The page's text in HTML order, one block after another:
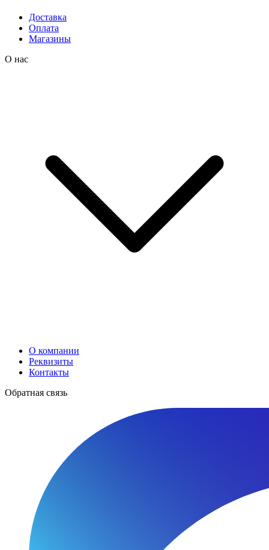
Доставка
Оплата
Магазины
О нас
О компании
Реквизиты
Контакты
Обратная связь